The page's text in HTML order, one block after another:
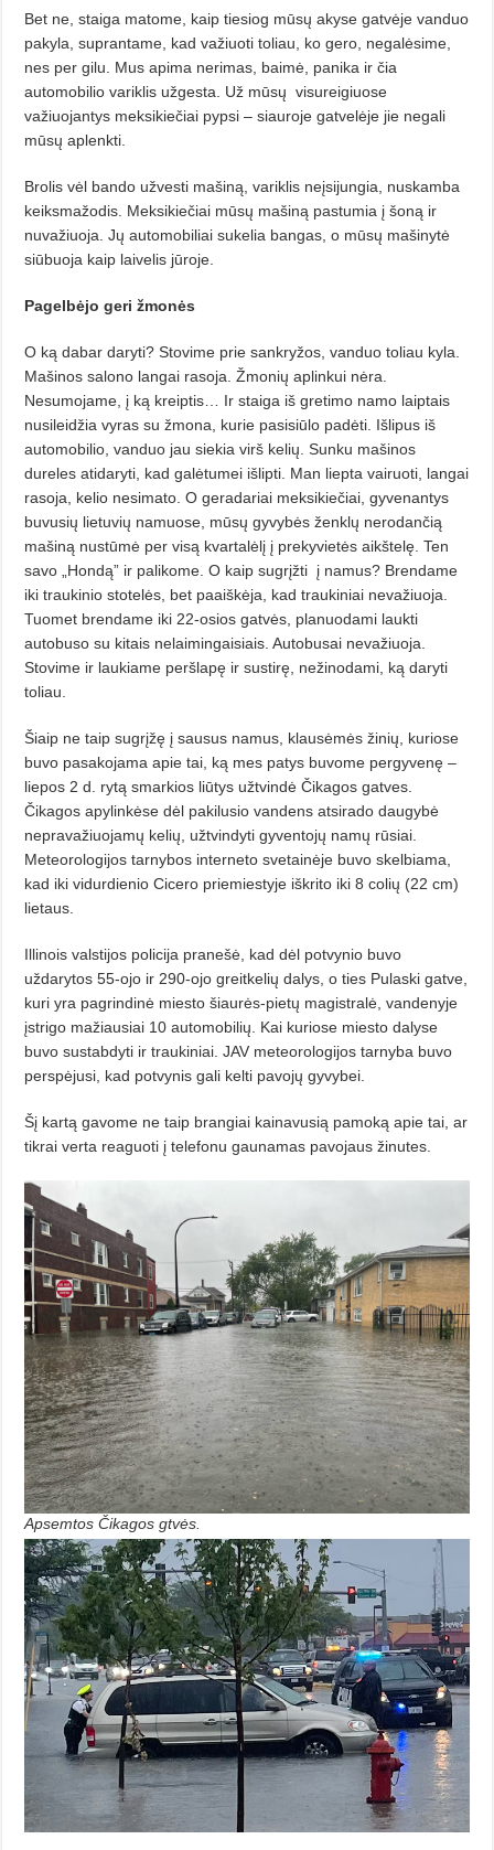
Bet ne, staiga matome, kaip tiesiog mūsų akyse gatvėje vanduo
pakyla, suprantame, kad važiuoti toliau, ko gero, negalėsime,
nes per gilu. Mus apima nerimas, baimė, panika ir čia
automobilio variklis užgesta. Už mūsų visureigiuose
važiuojantys meksikiečiai pypsi – siauroje gatvelėje jie negali
mūsų aplenkti.
Brolis vėl bando užvesti mašiną, variklis neįsijungia, nuskamba
keiksmažodis. Meksikiečiai mūsų mašiną pastumia į šoną ir
nuvažiuoja. Jų automobiliai sukelia bangas, o mūsų mašinytė
siūbuoja kaip laivelis jūroje.
Pagelbėjo geri žmonės
O ką dabar daryti? Stovime prie sankryžos, vanduo toliau kyla.
Mašinos salono langai rasoja. Žmonių aplinkui nėra.
Nesumojame, į ką kreiptis… Ir staiga iš gretimo namo laiptais
nusileidžia vyras su žmona, kurie pasisiūlo padėti. Išlipus iš
automobilio, vanduo jau siekia virš kelių. Sunku mašinos
dureles atidaryti, kad galėtumei išlipti. Man liepta vairuoti, langai
rasoja, kelio nesimato. O geradariai meksikiečiai, gyvenantys
buvusių lietuvių namuose, mūsų gyvybės ženklų nerodančią
mašiną nustūmė per visą kvartalėlį į prekyvietės aikštelę. Ten
savo „Hondą” ir palikome. O kaip sugrįžti į namus? Brendame
iki traukinio stotelės, bet paaiškėja, kad traukiniai nevažiuoja.
Tuomet brendame iki 22-osios gatvės, planuodami laukti
autobuso su kitais nelaimingaisiais. Autobu­sai nevažiuoja.
Stovime ir laukiame peršla­pę ir sustirę, nežinodami, ką daryti
toliau.
Šiaip ne taip sugrįžę į sausus namus, klausėmės žinių, kuriose
buvo pasakojama apie tai, ką mes patys buvome pergyvenę –
liepos 2 d. rytą smarkios liūtys užtvindė Čikagos gatves.
Čikagos apylinkėse dėl pakilusio vandens atsirado daugybė
nepravažiuojamų kelių, užtvindyti gyventojų namų rūsiai.
Meteorologijos tarnybos interneto svetainėje buvo skelbiama,
kad iki vidurdienio Cicero priemiestyje iškrito iki 8 colių (22 cm)
lietaus.
Illinois valstijos policija pranešė, kad dėl potvynio buvo
uždarytos 55-ojo ir 290-ojo greitkelių dalys, o ties Pulaski gatve,
kuri yra pagrindinė miesto šiaurės-pietų magistralė, vandenyje
įstrigo mažiausiai 10 automobilių. Kai kuriose miesto dalyse
buvo sustabdyti ir traukiniai. JAV meteorologijos tarnyba buvo
perspėjusi, kad potvynis gali kelti pavojų gyvybei.
Šį kartą gavome ne taip brangiai kainavusią pamoką apie tai, ar
tikrai verta reaguoti į telefonu gaunamas pavojaus žinutes.
Apsemtos Čikagos gtvės.